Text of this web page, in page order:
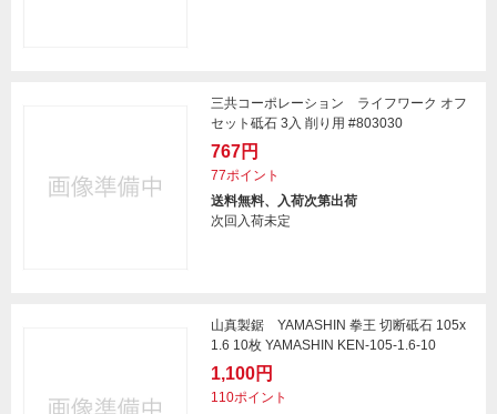
三共コーポレーション ライフワーク オフ
セット砥石 3入 削り用 #803030
767円
77ポイント
送料無料、入荷次第出荷
次回入荷未定
山真製鋸 YAMASHIN 拳王 切断砥石 105x
1.6 10枚 YAMASHIN KEN-105-1.6-10
1,100円
110ポイント